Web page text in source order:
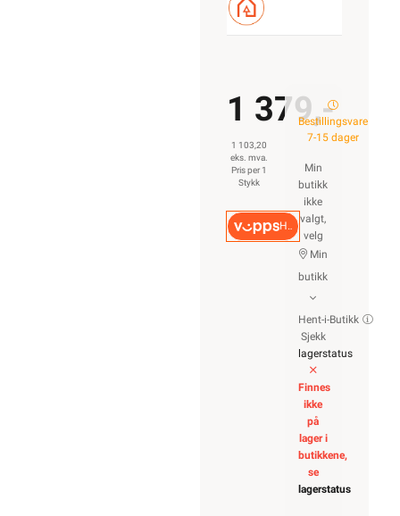
1 379,-
1 103,20
eks. mva.
Pris per 1
Stykk
Hurtigkasse
Bestillingsvare
7-15 dager
Min
butikk
ikke
valgt,
velg
Min
butikk
Hent-i-Butikk
Sjekk
lagerstatus
Finnes
ikke
på
lager i
butikkene,
se
lagerstatus